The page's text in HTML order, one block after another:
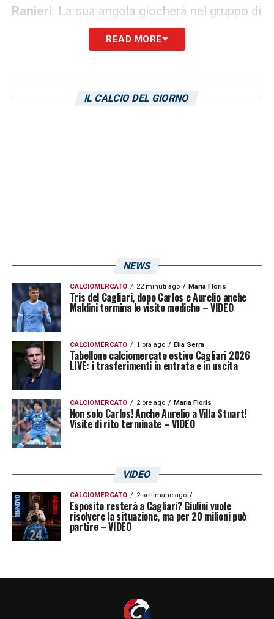
Ranieri. La sua angola giocherà nel gruppo di
Algeria, laMauritania
. Luvumbo starà lontano dalla Sardegna
impegno di campionato contro il Sassuolo
READ MORE
IL CALCIO DEL GIORNO
NEWS
CALCIOMERCATO 22 minuti ago Maria Floris
Tris del Cagliari, dopo Carlos e Aurelio anche
Maldini termina le visite mediche – VIDEO
CALCIOMERCATO 1 ora ago Elia Serra
Tabellone calciomercato estivo Cagliari 2026
LIVE: i trasferimenti in entrata e in uscita
CALCIOMERCATO 2 ore ago Maria Floris
Non solo Carlos! Anche Aurelio a Villa Stuart!
Visite di rito terminate – VIDEO
VIDEO
CALCIOMERCATO 2 settimane ago
Esposito resterà a Cagliari? Giulini vuole
risolvere la situazione, ma per 20 milioni può
partire – VIDEO